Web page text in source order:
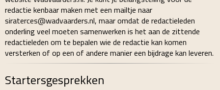
redactie kenbaar maken met een mailtje naar
secretaris@wadvaarders.nl, maar omdat de redactieleden
onderling veel moeten samenwerken is het aan de zittende
redactieleden om te bepalen wie de redactie kan komen
versterken of op een of andere manier een bijdrage kan leveren.
Startersgesprekken